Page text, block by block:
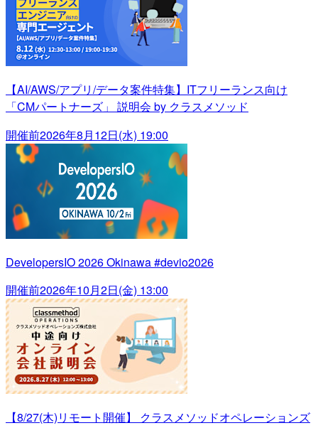
【AI/AWS/アプリ/データ案件特集】ITフリーランス向け
「CMパートナーズ」 説明会 by クラスメソッド
開催前2026年8月12日(水) 19:00
DevelopersIO 2026 Okinawa #devio2026
開催前2026年10月2日(金) 13:00
【8/27(木)リモート開催】 クラスメソッドオペレーションズ